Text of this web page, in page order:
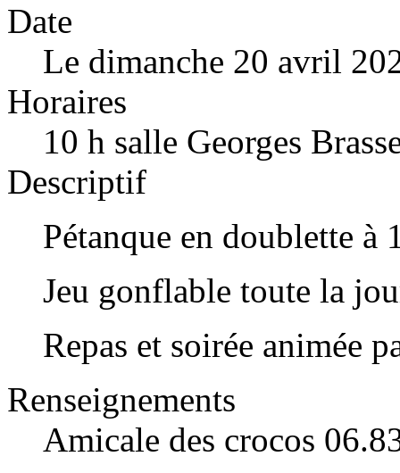
Date
Le dimanche 20 avril
Horaires
10 h salle Georges
Descriptif
Pétanque en doublette à
Jeu gonflable toute la
Repas et soirée animée
Renseignements
Amicale des crocos